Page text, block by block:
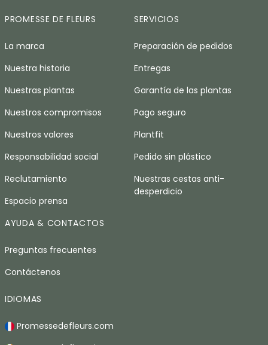
PROMESSE DE FLEURS
La marca
Nuestra historia
Nuestras plantas
Nuestros compromisos
Nuestros valores
Responsabilidad social
Reclutamiento
Espacio prensa
SERVICIOS
Preparación de pedidos
Entregas
Garantía de las plantas
Pago seguro
Plantfit
Pedido sin plástico
Nuestras cestas anti-
desperdicio
AYUDA & CONTACTOS
Preguntas frecuentes
Contáctenos
IDIOMAS
Promessedefleurs.com